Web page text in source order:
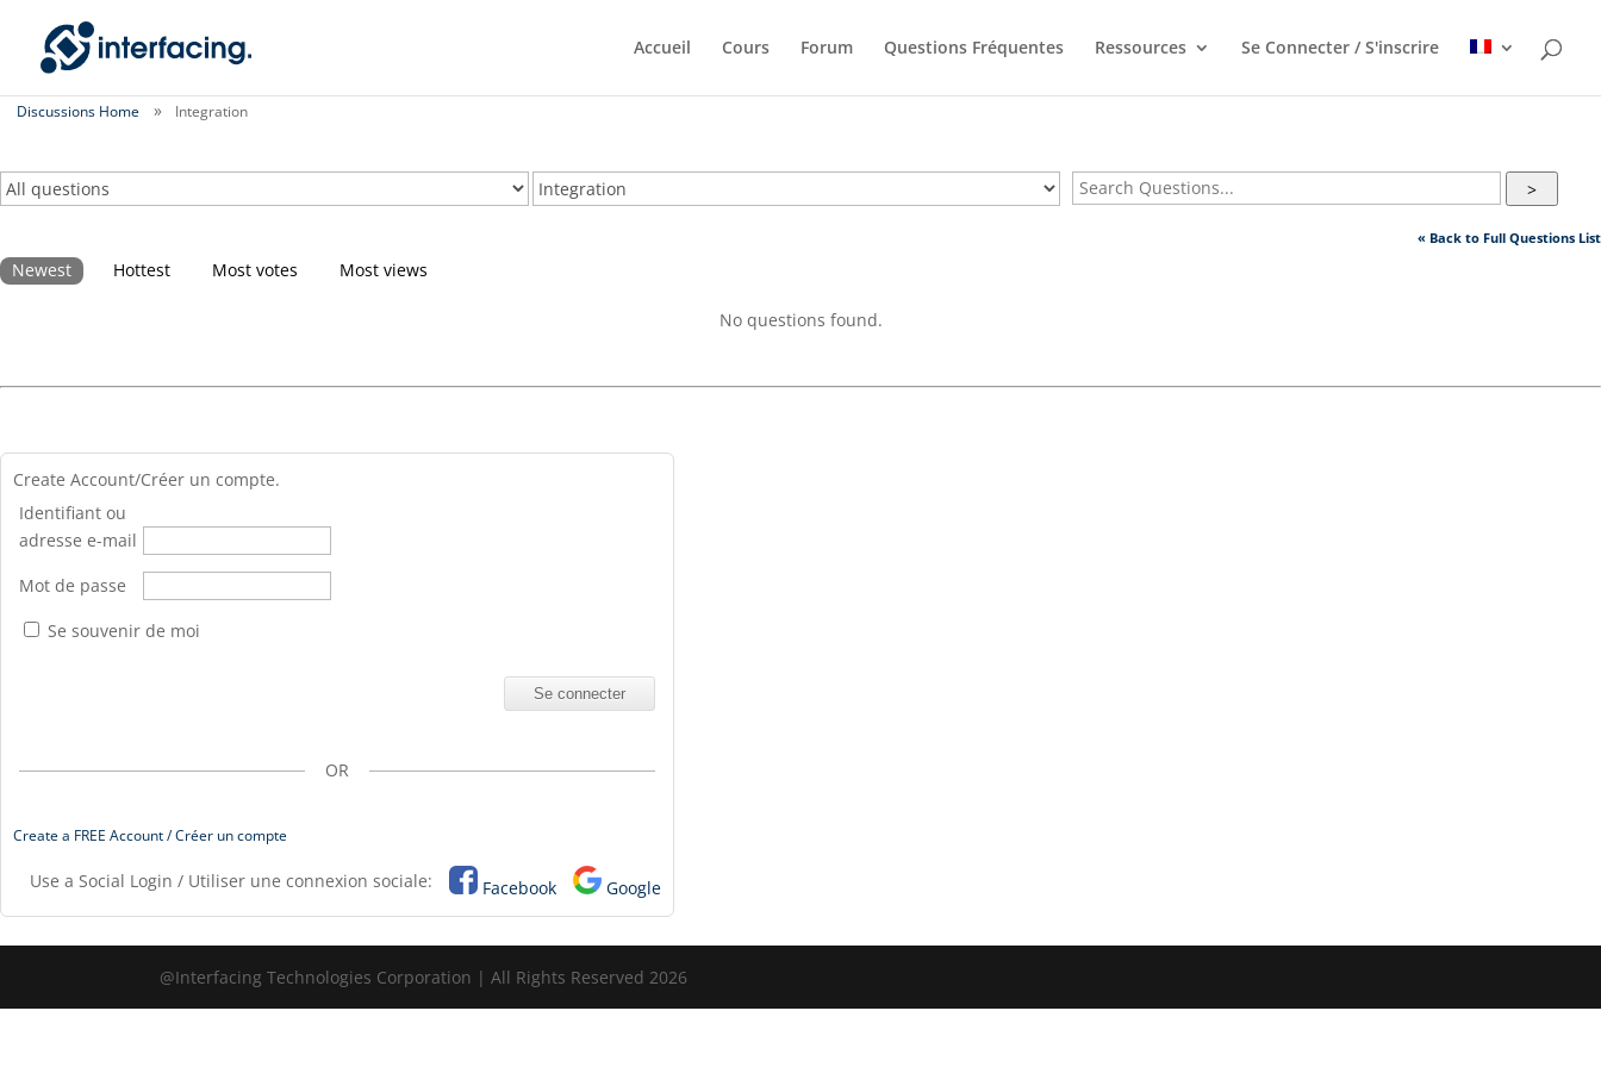
Accueil Cours Forum Questions Fréquentes Ressources Se Connecter / S'inscrire
Discussions Home Integration
>
« Back to Full Questions List
Newest Hottest Most votes Most views
No questions found.
Create Account/Créer un compte.
Identifiant ou
adresse e-mail
Mot de passe
Se souvenir de moi
OR
Create a FREE Account / Créer un compte
Use a Social Login / Utiliser une connexion sociale: Facebook Google
@Interfacing Technologies Corporation | All Rights Reserved 2026